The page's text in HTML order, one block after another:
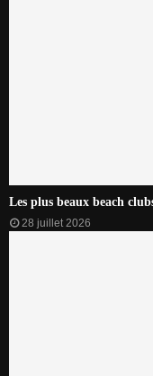
Les plus beaux beach
28 juillet 2026